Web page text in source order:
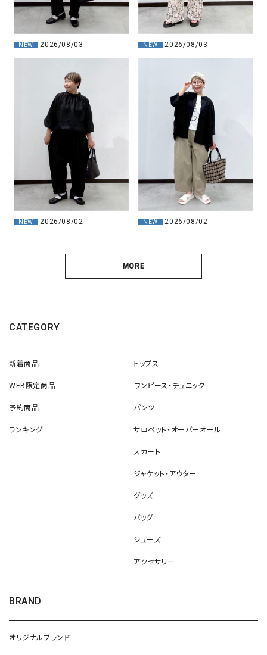
NEW 2026/08/03 NEW 2026/08/03
NEW 2026/08/02 NEW 2026/08/02
MORE
CATEGORY
新着商品
WEB限定商品
予約商品
ランキング
トップス
ワンピース・チュニック
パンツ
サロペット・オーバーオール
スカート
ジャケット・アウター
グッズ
バッグ
シューズ
アクセサリー
BRAND
オリジナルブランド